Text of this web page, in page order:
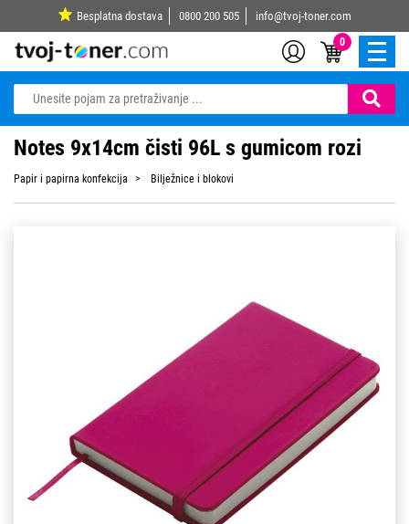
Besplatna dostava 0800 200 505 info@tvoj-toner.com
0
Notes 9x14cm čisti 96L s gumicom rozi
Papir i papirna konfekcija Bilježnice i blokovi